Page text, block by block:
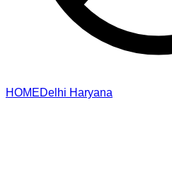
HOMEDelhi Haryana